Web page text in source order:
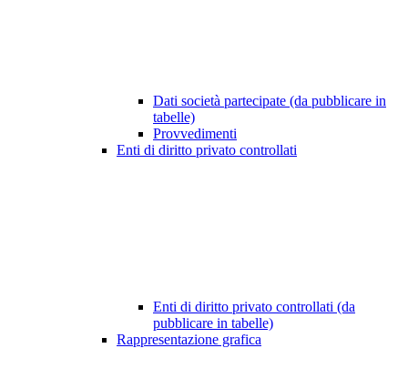
Dati società partecipate (da pubblicare in
tabelle)
Provvedimenti
Enti di diritto privato controllati
Enti di diritto privato controllati (da
pubblicare in tabelle)
Rappresentazione grafica